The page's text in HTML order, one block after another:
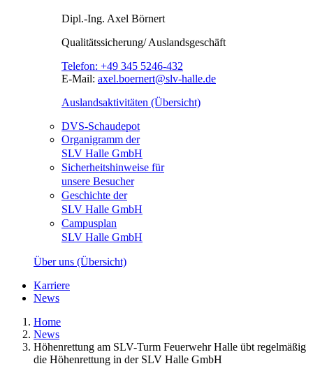
Dipl.-Ing. Axel Börnert
Qualitätssicherung/ Auslandsgeschäft
Telefon: +49 345 5246-432
E-Mail: axel.boernert@slv-halle.de
Auslandsaktivitäten (Übersicht)
DVS-Schaudepot
Organigramm der
SLV Halle GmbH
Sicherheitshinweise für
unsere Besucher
Geschichte der
SLV Halle GmbH
Campusplan
SLV Halle GmbH
Über uns (Übersicht)
Karriere
News
Home
News
Höhenrettung am SLV-Turm Feuerwehr Halle übt regelmäßig
die Höhenrettung in der SLV Halle GmbH